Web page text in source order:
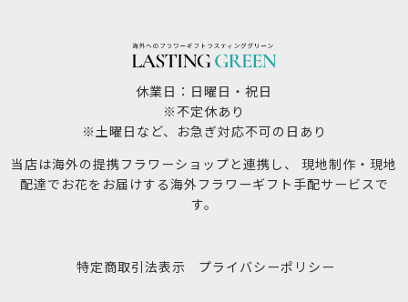
休業日：日曜日・祝日
※不定休あり
※土曜日など、お急ぎ対応不可の日あり
当店は海外の提携フラワーショップと連携し、 現地制作・現地
配達でお花をお届けする海外フラワーギフト手配サービスで
す。
特定商取引法表示 プライバシーポリシー